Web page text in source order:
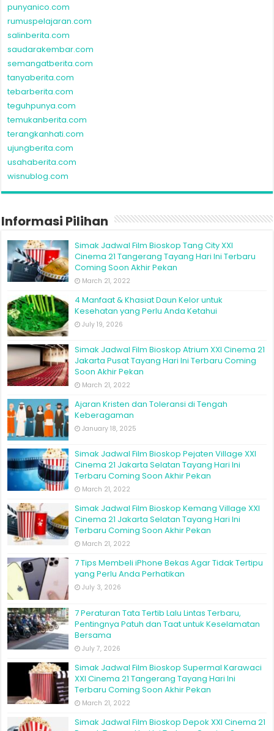
punyanico.com
rumuspelajaran.com
salinberita.com
saudarakembar.com
semangatberita.com
tanyaberita.com
tebarberita.com
teguhpunya.com
temukanberita.com
terangkanhati.com
ujungberita.com
usahaberita.com
wisnublog.com
Informasi Pilihan
Simak Jadwal Film Bioskop Tang City XXI
Cinema 21 Tangerang Tayang Hari Ini Terbaru
Coming Soon Akhir Pekan
March 21, 2022
4 Manfaat & Khasiat Daun Kelor untuk
Kesehatan yang Perlu Anda Ketahui
July 19, 2026
Simak Jadwal Film Bioskop Atrium XXI Cinema 21
Jakarta Pusat Tayang Hari Ini Terbaru Coming
Soon Akhir Pekan
March 21, 2022
Ajaran Kristen dan Toleransi di Tengah
Keberagaman
January 18, 2025
Simak Jadwal Film Bioskop Pejaten Village XXI
Cinema 21 Jakarta Selatan Tayang Hari Ini
Terbaru Coming Soon Akhir Pekan
March 21, 2022
Simak Jadwal Film Bioskop Kemang Village XXI
Cinema 21 Jakarta Selatan Tayang Hari Ini
Terbaru Coming Soon Akhir Pekan
March 21, 2022
7 Tips Membeli iPhone Bekas Agar Tidak Tertipu
yang Perlu Anda Perhatikan
July 3, 2026
7 Peraturan Tata Tertib Lalu Lintas Terbaru,
Pentingnya Patuh dan Taat untuk Keselamatan
Bersama
July 7, 2026
Simak Jadwal Film Bioskop Supermal Karawaci
XXI Cinema 21 Tangerang Tayang Hari Ini
Terbaru Coming Soon Akhir Pekan
March 21, 2022
Simak Jadwal Film Bioskop Depok XXI Cinema 21